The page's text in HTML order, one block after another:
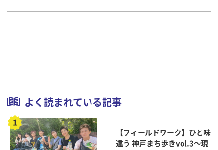
よく読まれている記事
【フィールドワーク】ひと味
違う 神戸まち歩きvol.3～現